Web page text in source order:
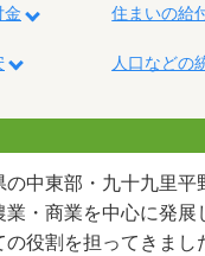
金 住まいの給
人口などの
中東部・九十九里平
業・商業を中心に発展
役割を担ってきまし